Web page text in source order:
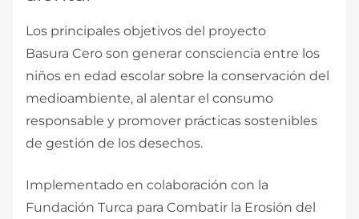
Los principales objetivos del proyecto
Basura Cero son generar consciencia entre los
niños en edad escolar sobre la conservación del
medioambiente, al alentar el consumo
responsable y promover prácticas sostenibles
de gestión de los desechos.
Implementado en colaboración con la
Fundación Turca para Combatir la Erosión del